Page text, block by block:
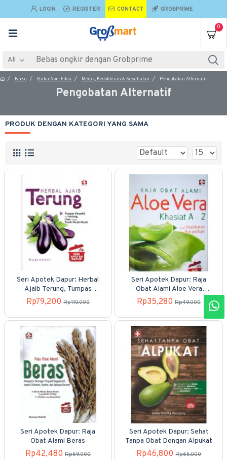
LOGIN REGISTER CONTACT GROBPRIME
0
All
Buku Buku Non-Fiksi Medis, Kedokteran & Kesehatan Pengobatan Alternatif
Pengobatan Alternatif
PRODUK DENGAN KATEGORI YANG SAMA
Seri Apotek Dapur: Herbal
Ajaib Terung, Tumpas
Penyakit Dari jantung Liver
Hingga Tumit Pecah-pecah
Rp79,200 Rp110,000
Seri Apotek Dapur: Raja
Obat Alami Aloe Vera
Khasiat A-Z Untuk
Kesehatan Dan Kecantikan
Rp35,280 Rp49,000
Seri Apotek Dapur: Raja
Obat Alami Beras
Rp42,480 Rp59,000
Seri Apotek Dapur: Sehat
Tanpa Obat Dengan Alpukat
Rp46,800 Rp65,000